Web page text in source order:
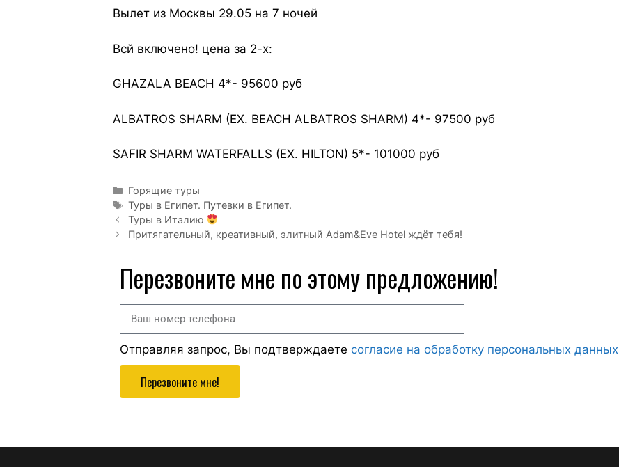
Вылет из Москвы 29.05 на 7 ночей
Всй включено! цена за 2-х:
GHAZALA BEACH 4*- 95600 руб
ALBATROS SHARM (EX. BEACH ALBATROS SHARM) 4*- 97500 руб
SAFIR SHARM WATERFALLS (EX. HILTON) 5*- 101000 руб
Горящие туры
Туры в Египет. Путевки в Египет.
Туры в Италию
Притягательный, креативный, элитный Adam&Eve Hotel ждёт тебя!
Перезвоните мне по этому предложению!
Отправляя запрос, Вы подтверждаете согласие на обработку персональных данных
Перезвоните мне!